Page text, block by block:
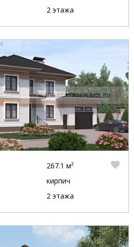
2 этажа
267.1 м²
кирпич
2 этажа